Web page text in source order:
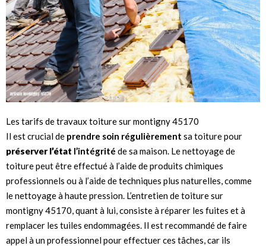
Les tarifs de travaux toiture sur montigny 45170
Il est crucial de prendre soin régulièrement sa toiture pour
préserver l’état l’intégrité de sa maison. Le nettoyage de
toiture peut être effectué à l’aide de produits chimiques
professionnels ou à l’aide de techniques plus naturelles, comme
le nettoyage à haute pression. L’entretien de toiture sur
montigny 45170, quant à lui, consiste à réparer les fuites et à
remplacer les tuiles endommagées. Il est recommandé de faire
appel à un professionnel pour effectuer ces tâches, car ils